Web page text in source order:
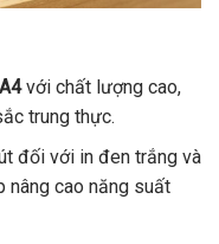
với chất lượng cao,
trung thực.
đối với in đen trắng và
nâng cao năng suất